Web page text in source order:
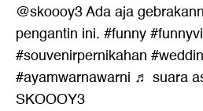
@skoooy3Ada aja
pengantin ini. #funny
#souvenirpernikahan
#ayamwarnawarni ♬ suara
SKOOOY3